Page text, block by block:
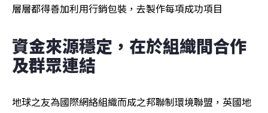
層層都得善加利用行銷包裝，去製作每項成功項目
資金來源穩定，在於組織間合作
及群眾連結
地球之友為國際網絡組織而成之邦聯制環境聯盟，英國地